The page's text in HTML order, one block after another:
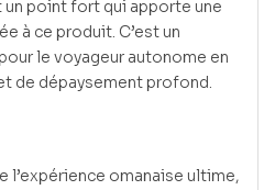
point fort qui apporte une
à ce produit. C’est un
le voyageur autonome en
de dépaysement profond.
l’expérience omanaise ultime,